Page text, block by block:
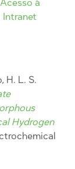
Acesso à
Intranet
H. L. S.
Hydrogen